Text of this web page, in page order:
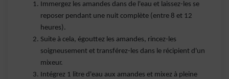
Immergez les amandes dans de l'eau et laissez-les se
reposer pendant une nuit complète (entre 8 et 12
heures).
Suite à cela, égouttez les amandes, rincez-les
soigneusement et transférez-les dans le récipient d'un
mixeur.
Intégrez 1 litre d'eau aux amandes et mixez à pleine